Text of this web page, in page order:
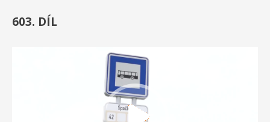
603. DÍL